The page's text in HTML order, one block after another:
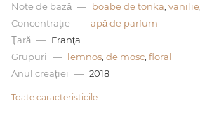
Note de bază — boabe de tonka vanilie
Concentraţie — apă de parfum
Ţară — Franţa
Grupuri
— lemnos de mosc floral
Anul creației
— 2018
Toate caracteristicile